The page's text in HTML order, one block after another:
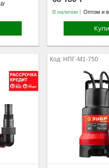
В наличии Оптом и
НПГ-М1-750